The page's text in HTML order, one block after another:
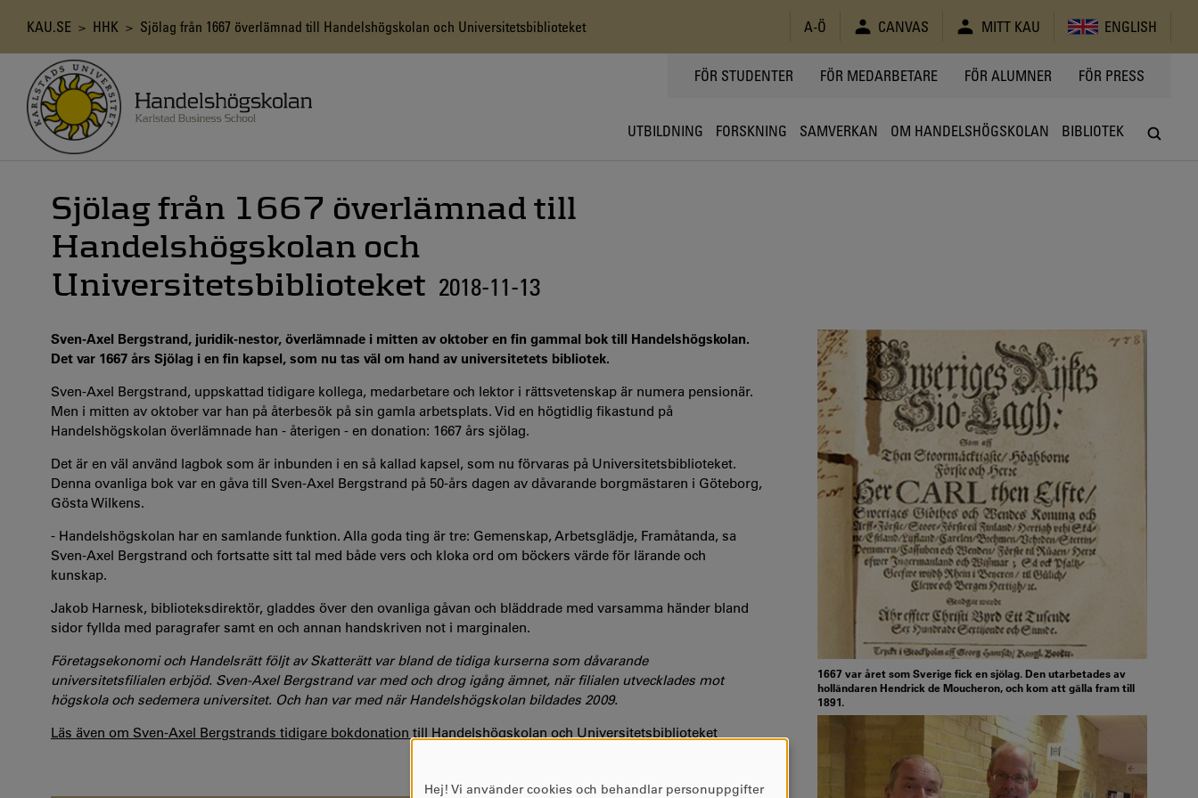
Länkstig
KAU.SE > HHK > Sjölag från 1667 överlämnad till Handelshögskolan och Universitetsbiblioteket A-Ö CANVAS MITT KAU ENGLISH
TOPPMENY
FÖR STUDENTER FÖR MEDARBETARE FÖR ALUMNER FÖR PRESS
UTBILDNING FORSKNING SAMVERKAN OM HANDELSHÖGSKOLAN BIBLIOTEK
Sjölag från 1667 överlämnad till
Handelshögskolan och
Universitetsbiblioteket 2018-11-13
Sven-Axel Bergstrand, juridik-nestor, överlämnade i mitten av oktober en fin gammal bok till Handelshögskolan.
Det var 1667 års Sjölag i en fin kapsel, som nu tas väl om hand av universitetets bibliotek.
Sven-Axel Bergstrand, uppskattad tidigare kollega, medarbetare och lektor i rättsvetenskap är numera pensionär.
Men i mitten av oktober var han på återbesök på sin gamla arbetsplats. Vid en högtidlig fikastund på
Handelshögskolan överlämnade han - återigen - en donation: 1667 års sjölag.
Det är en väl använd lagbok som är inbunden i en så kallad kapsel, som nu förvaras på Universitetsbiblioteket.
Denna ovanliga bok var en gåva till Sven-Axel Bergstrand på 50-års dagen av dåvarande borgmästaren i Göteborg,
Gösta Wilkens.
- Handelshögskolan har en samlande funktion. Alla goda ting är tre: Gemenskap, Arbetsglädje, Framåtanda, sa
Sven-Axel Bergstrand och fortsatte sitt tal med både vers och kloka ord om böckers värde för lärande och
kunskap.
Jakob Harnesk, biblioteksdirektör, gladdes över den ovanliga gåvan och bläddrade med varsamma händer bland
sidor fyllda med paragrafer samt en och annan handskriven not i marginalen.
Företagsekonomi och Handelsrätt följt av Skatterätt var bland de tidiga kurserna som dåvarande
universitetsfilialen erbjöd. Sven-Axel Bergstrand var med och drog igång ämnet, när filialen utvecklades mot
högskola och sedemera universitet. Och han var med när Handelshögskolan bildades 2009.
Läs även om Sven-Axel Bergstrands tidigare bokdonation till Handelshögskolan och Universitetsbiblioteket
1667 var året som Sverige fick en sjölag. Den utarbetades av
holländaren Hendrick de Moucheron, och kom att gälla fram till
1891.
Hej! Vi använder cookies och behandlar personuppgifter